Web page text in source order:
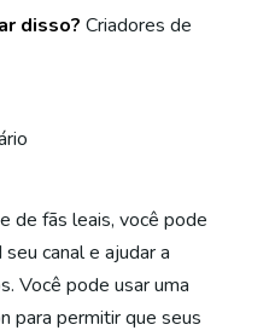
disso? Criadores de
de fãs leais, você pode
canal e ajudar a
Você pode usar uma
para permitir que seus